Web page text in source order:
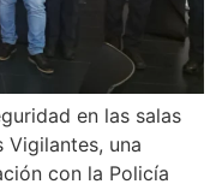
en las salas
una
con la Policía